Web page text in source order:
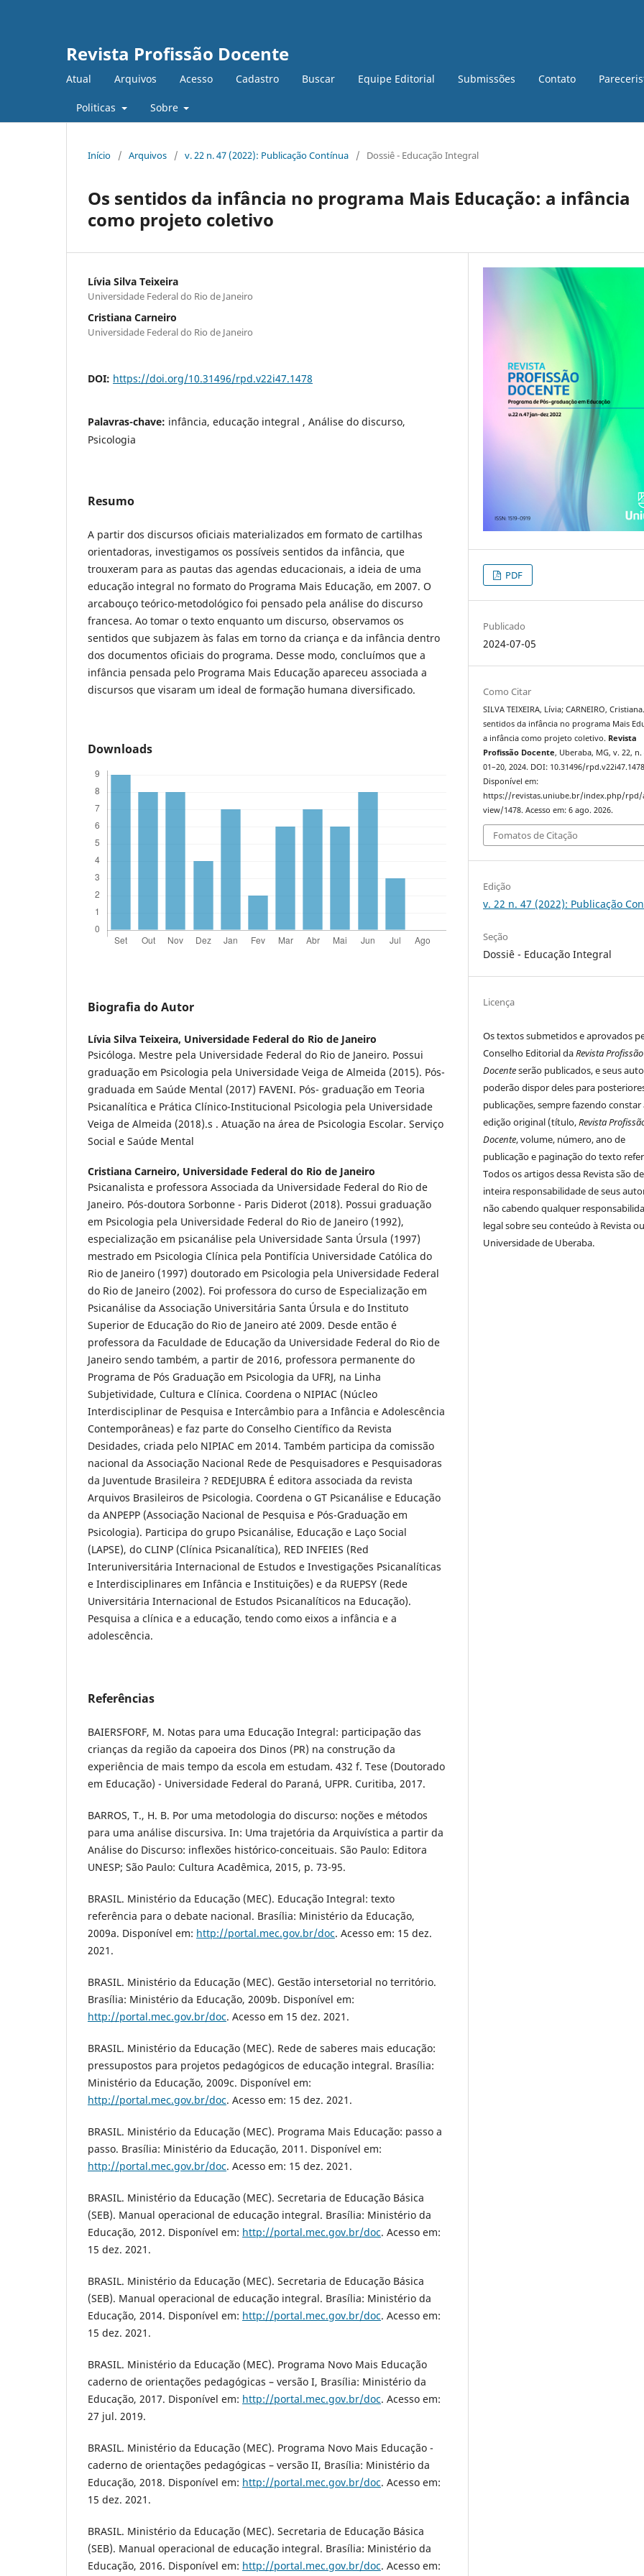
Revista Profissão Docente
Atual Arquivos Acesso Cadastro Buscar Equipe Editorial Submissões Contato
Politicas Sobre
Início / Arquivos / v. 22 n. 47 (2022): Publicação Contínua / Dossiê - Educação Integral
Os sentidos da infância no programa Mais Educação: a infância
como projeto coletivo
Lívia Silva Teixeira
Universidade Federal do Rio de Janeiro
Cristiana Carneiro
Universidade Federal do Rio de Janeiro
DOI: https://doi.org/10.31496/rpd.v22i47.1478
Palavras-chave: infância, educação integral , Análise do discurso,
Psicologia
Resumo
A partir dos discursos oficiais materializados em formato de cartilhas
orientadoras, investigamos os possíveis sentidos da infância, que
trouxeram para as pautas das agendas educacionais, a ideia de uma
educação integral no formato do Programa Mais Educação, em 2007. O
arcabouço teórico-metodológico foi pensado pela análise do discurso
francesa. Ao tomar o texto enquanto um discurso, observamos os
sentidos que subjazem às falas em torno da criança e da infância dentro
dos documentos oficiais do programa. Desse modo, concluímos que a
infância pensada pelo Programa Mais Educação apareceu associada a
discursos que visaram um ideal de formação humana diversificado.
Downloads
Biografia do Autor
Lívia Silva Teixeira, Universidade Federal do Rio de Janeiro
Psicóloga. Mestre pela Universidade Federal do Rio de Janeiro. Possui
graduação em Psicologia pela Universidade Veiga de Almeida (2015). Pós-
graduada em Saúde Mental (2017) FAVENI. Pós- graduação em Teoria
Psicanalítica e Prática Clínico-Institucional Psicologia pela Universidade
Veiga de Almeida (2018).s . Atuação na área de Psicologia Escolar. Serviço
Social e Saúde Mental
Cristiana Carneiro, Universidade Federal do Rio de Janeiro
Psicanalista e professora Associada da Universidade Federal do Rio de
Janeiro. Pós-doutora Sorbonne - Paris Diderot (2018). Possui graduação
em Psicologia pela Universidade Federal do Rio de Janeiro (1992),
especialização em psicanálise pela Universidade Santa Úrsula (1997)
mestrado em Psicologia Clínica pela Pontifícia Universidade Católica do
Rio de Janeiro (1997) doutorado em Psicologia pela Universidade Federal
do Rio de Janeiro (2002). Foi professora do curso de Especialização em
Psicanálise da Associação Universitária Santa Úrsula e do Instituto
Superior de Educação do Rio de Janeiro até 2009. Desde então é
professora da Faculdade de Educação da Universidade Federal do Rio de
Janeiro sendo também, a partir de 2016, professora permanente do
Programa de Pós Graduação em Psicologia da UFRJ, na Linha
Subjetividade, Cultura e Clínica. Coordena o NIPIAC (Núcleo
Interdisciplinar de Pesquisa e Intercâmbio para a Infância e Adolescência
Contemporâneas) e faz parte do Conselho Científico da Revista
Desidades, criada pelo NIPIAC em 2014. Também participa da comissão
nacional da Associação Nacional Rede de Pesquisadores e Pesquisadoras
da Juventude Brasileira ? REDEJUBRA É editora associada da revista
Arquivos Brasileiros de Psicologia. Coordena o GT Psicanálise e Educação
da ANPEPP (Associação Nacional de Pesquisa e Pós-Graduação em
Psicologia). Participa do grupo Psicanálise, Educação e Laço Social
(LAPSE), do CLINP (Clínica Psicanalítica), RED INFEIES (Red
Interuniversitária Internacional de Estudos e Investigações Psicanalíticas
e Interdisciplinares em Infância e Instituições) e da RUEPSY (Rede
Universitária Internacional de Estudos Psicanalíticos na Educação).
Pesquisa a clínica e a educação, tendo como eixos a infância e a
adolescência.
Referências
BAIERSFORF, M. Notas para uma Educação Integral: participação das
crianças da região da capoeira dos Dinos (PR) na construção da
experiência de mais tempo da escola em estudam. 432 f. Tese (Doutorado
em Educação) - Universidade Federal do Paraná, UFPR. Curitiba, 2017.
BARROS, T., H. B. Por uma metodologia do discurso: noções e métodos
para uma análise discursiva. In: Uma trajetória da Arquivística a partir da
Análise do Discurso: inflexões histórico-conceituais. São Paulo: Editora
UNESP; São Paulo: Cultura Acadêmica, 2015, p. 73-95.
BRASIL. Ministério da Educação (MEC). Educação Integral: texto
referência para o debate nacional. Brasília: Ministério da Educação,
2009a. Disponível em: http://portal.mec.gov.br/doc. Acesso em: 15 dez.
2021.
BRASIL. Ministério da Educação (MEC). Gestão intersetorial no território.
Brasília: Ministério da Educação, 2009b. Disponível em:
http://portal.mec.gov.br/doc. Acesso em 15 dez. 2021.
BRASIL. Ministério da Educação (MEC). Rede de saberes mais educação:
pressupostos para projetos pedagógicos de educação integral. Brasília:
Ministério da Educação, 2009c. Disponível em:
http://portal.mec.gov.br/doc. Acesso em: 15 dez. 2021.
BRASIL. Ministério da Educação (MEC). Programa Mais Educação: passo a
passo. Brasília: Ministério da Educação, 2011. Disponível em:
http://portal.mec.gov.br/doc. Acesso em: 15 dez. 2021.
BRASIL. Ministério da Educação (MEC). Secretaria de Educação Básica
(SEB). Manual operacional de educação integral. Brasília: Ministério da
Educação, 2012. Disponível em: http://portal.mec.gov.br/doc. Acesso em:
15 dez. 2021.
BRASIL. Ministério da Educação (MEC). Secretaria de Educação Básica
(SEB). Manual operacional de educação integral. Brasília: Ministério da
Educação, 2014. Disponível em: http://portal.mec.gov.br/doc. Acesso em:
15 dez. 2021.
BRASIL. Ministério da Educação (MEC). Programa Novo Mais Educação
caderno de orientações pedagógicas – versão I, Brasília: Ministério da
Educação, 2017. Disponível em: http://portal.mec.gov.br/doc. Acesso em:
27 jul. 2019.
BRASIL. Ministério da Educação (MEC). Programa Novo Mais Educação -
caderno de orientações pedagógicas – versão II, Brasília: Ministério da
Educação, 2018. Disponível em: http://portal.mec.gov.br/doc. Acesso em:
15 dez. 2021.
BRASIL. Ministério da Educação (MEC). Secretaria de Educação Básica
(SEB). Manual operacional de educação integral. Brasília: Ministério da
Educação, 2016. Disponível em: http://portal.mec.gov.br/doc. Acesso em:
PDF
Publicado
2024-07-05
Como Citar
SILVA TEIXEIRA, Lívia; CARNEIRO,
sentidos da infância no programa Mais
a infância como projeto coletivo. Revista
Profissão Docente, Uberaba, MG, v. 22, n.
01–20, 2024. DOI: 10.31496/
Disponível em:
https://revistas.uniube.br/index.php/rpd/
view/1478. Acesso em: 6 ago. 2026.
Fomatos de Citação
Edição
v. 22 n. 47 (2022): Publicação
Seção
Dossiê - Educação Integral
Licença
Os textos submetidos e aprovados
Conselho Editorial daRevista Profissão
Docenteserão publicados, e seus
poderão dispor deles para
publicações, sempre fazendo constar
edição original (título,Revista
Docente, volume, número, ano de
publicação e paginação do texto
Todos os artigos dessa Revista são de
inteira responsabilidade de seus
não cabendo qualquer
legal sobre seu conteúdo à Revista
Universidade de Uberaba.